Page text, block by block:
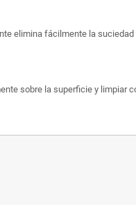
elimina fácilmente la
sobre la superficie y limpiar